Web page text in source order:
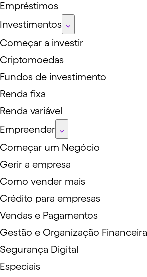
Empréstimos
Investimentos
Começar a investir
Criptomoedas
Fundos de investimento
Renda fixa
Renda variável
Empreender
Começar um Negócio
Gerir a empresa
Como vender mais
Crédito para empresas
Vendas e Pagamentos
Gestão e Organização Financeira
Segurança Digital
Especiais